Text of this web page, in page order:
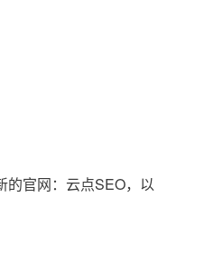
的官网：云点SEO，以